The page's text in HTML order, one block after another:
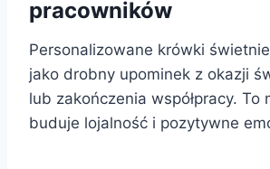
pracowników
Personalizowane krówki
jako drobny upominek z okazji
lub zakończenia współpracy. To
buduje lojalność i pozytywne